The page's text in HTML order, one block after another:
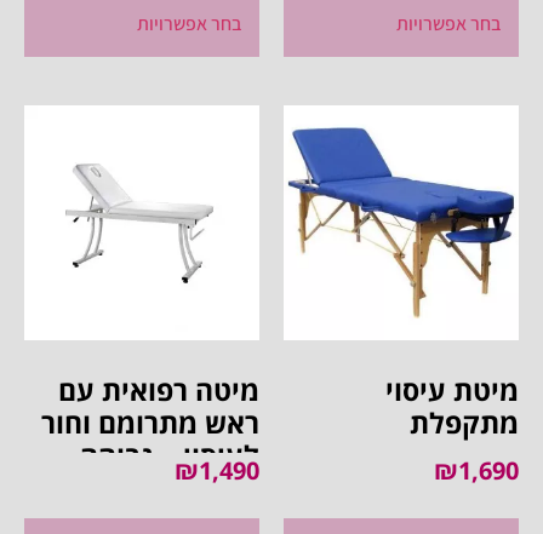
בחר אפשרויות בחר אפשרויות
מיטת עיסוי
מתקפלת
₪1,690
מיטה רפואית עם
ראש מתרומם וחור
לעיסוי – גבוהה
ויציבה
₪1,490